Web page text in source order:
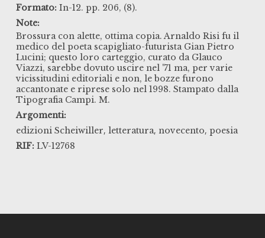
Formato: In-12. pp. 206, (8).
Note:
Brossura con alette, ottima copia. Arnaldo Risi fu il
medico del poeta scapigliato-futurista Gian Pietro
Lucini; questo loro carteggio, curato da Glauco
Viazzi, sarebbe dovuto uscire nel '71 ma, per varie
vicissitudini editoriali e non, le bozze furono
accantonate e riprese solo nel 1998. Stampato dalla
Tipografia Campi. M.
Argomenti:
edizioni Scheiwiller, letteratura, novecento, poesia
RIF: LV-12768